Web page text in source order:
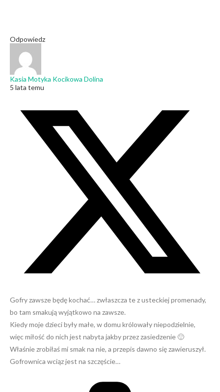
Odpowiedz
Kasia Motyka Kocikowa Dolina
5 lata temu
Gofry zawsze będę kochać… zwłaszcza te z usteckiej promenady,
bo tam smakują wyjątkowo na zawsze.
Kiedy moje dzieci były małe, w domu królowały niepodzielnie,
więc miłość do nich jest nabyta jakby przez zasiedzenie 🙂
Właśnie zrobiłaś mi smak na nie, a przepis dawno się zawieruszył.
Gofrownica wciąz jest na szczęście…